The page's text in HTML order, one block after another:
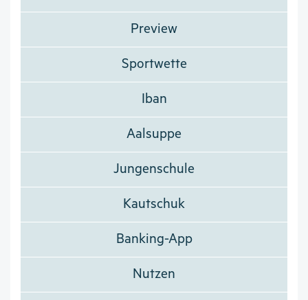
Preview
Sportwette
Iban
Aalsuppe
Jungenschule
Kautschuk
Banking-App
Nutzen